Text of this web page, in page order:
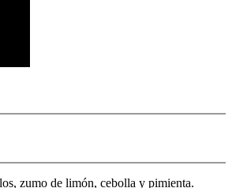
zumo de limón, cebolla y pimienta.